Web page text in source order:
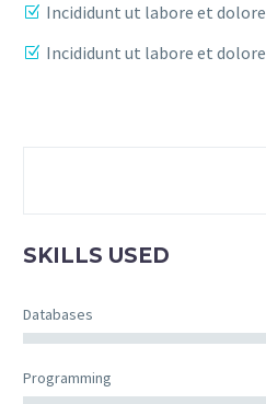
Incididunt ut labore et dolore
Incididunt ut labore et dolore
SKILLS USED
Databases
Programming